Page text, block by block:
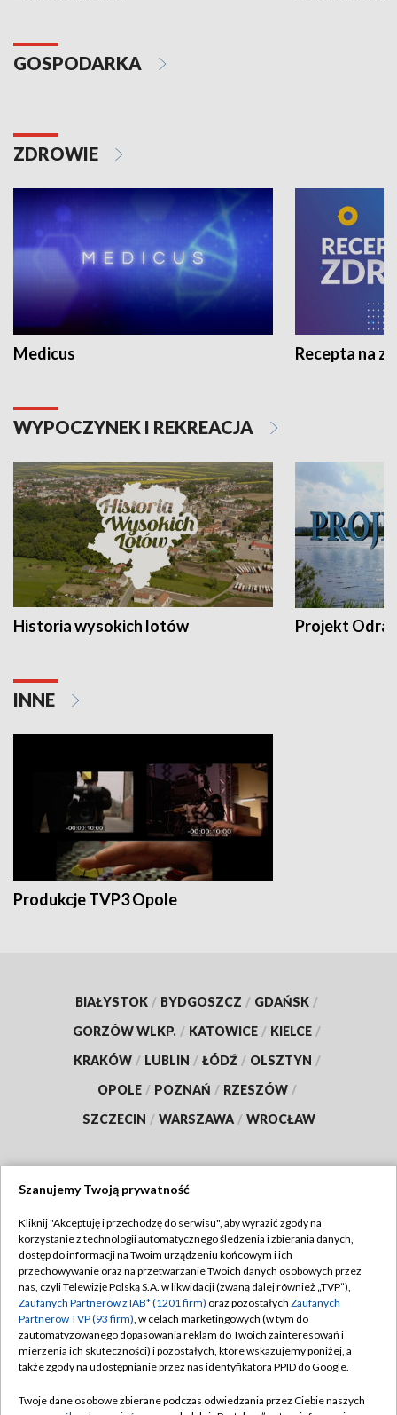
GOSPODARKA
ZDROWIE
Medicus Recepta na
WYPOCZYNEK I REKREACJA
Historia wysokich lotów Projekt Odra
INNE
Produkcje TVP3 Opole
BIAŁYSTOK / BYDGOSZCZ / GDAŃSK /
GORZÓW WLKP. / KATOWICE / KIELCE /
KRAKÓW / LUBLIN / ŁÓDŹ / OLSZTYN /
OPOLE / POZNAŃ / RZESZÓW /
SZCZECIN / WARSZAWA / WROCŁAW
TVP
Abonament TVP
Emisja w TVP
Centrum informacji TVP
Naziemna Telewizja Cyfrowa
Regulamin TVP
Polityka prywatności
Moje zgody
Pomoc
Szanujemy Twoją prywatność
Kliknij "Akceptuję i przechodzę do serwisu", aby wyrazić zgody na
korzystanie z technologii automatycznego śledzenia i zbierania danych,
dostęp do informacji na Twoim urządzeniu końcowym i ich
przechowywanie oraz na przetwarzanie Twoich danych osobowych przez
nas, czyli Telewizję Polską S.A. w likwidacji (zwaną dalej również „TVP”),
Zaufanych Partnerów z IAB* (1201 firm) oraz pozostałych Zaufanych
Partnerów TVP (93 firm), w celach marketingowych (w tym do
zautomatyzowanego dopasowania reklam do Twoich zainteresowań i
mierzenia ich skuteczności) i pozostałych, które wskazujemy poniżej, a
także zgody na udostępnianie przez nas identyfikatora PPID do Google.
Twoje dane osobowe zbierane podczas odwiedzania przez Ciebie naszych